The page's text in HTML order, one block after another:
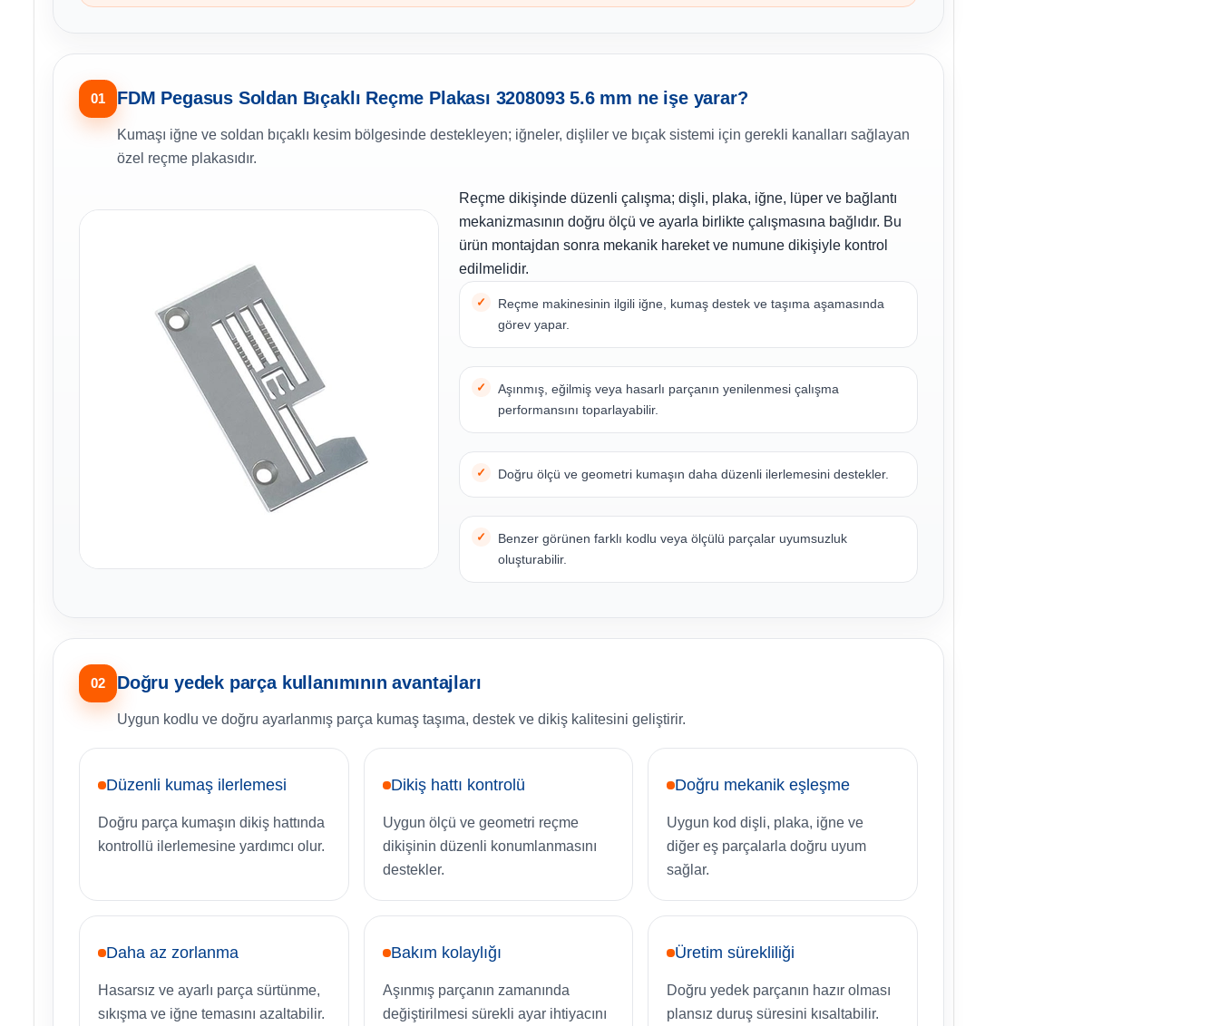
01 FDM Pegasus Soldan Bıçaklı Reçme Plakası 3208093 5.6 mm ne işe yarar?
Kumaşı iğne ve soldan bıçaklı kesim bölgesinde destekleyen; iğneler, dişliler ve bıçak sistemi için gerekli kanalları sağlayan
özel reçme plakasıdır.
Reçme dikişinde düzenli çalışma; dişli, plaka, iğne, lüper ve bağlantı
mekanizmasının doğru ölçü ve ayarla birlikte çalışmasına bağlıdır. Bu
ürün montajdan sonra mekanik hareket ve numune dikişiyle kontrol
edilmelidir.
Reçme makinesinin ilgili iğne, kumaş destek ve taşıma aşamasında
görev yapar.
Aşınmış, eğilmiş veya hasarlı parçanın yenilenmesi çalışma
performansını toparlayabilir.
Doğru ölçü ve geometri kumaşın daha düzenli ilerlemesini destekler.
Benzer görünen farklı kodlu veya ölçülü parçalar uyumsuzluk
oluşturabilir.
02 Doğru yedek parça kullanımının avantajları
Uygun kodlu ve doğru ayarlanmış parça kumaş taşıma, destek ve dikiş kalitesini geliştirir.
Düzenli kumaş ilerlemesi
Doğru parça kumaşın dikiş hattında
kontrollü ilerlemesine yardımcı olur.
Dikiş hattı kontrolü
Uygun ölçü ve geometri reçme
dikişinin düzenli konumlanmasını
destekler.
Doğru mekanik eşleşme
Uygun kod dişli, plaka, iğne ve
diğer eş parçalarla doğru uyum
sağlar.
Daha az zorlanma
Hasarsız ve ayarlı parça sürtünme,
sıkışma ve iğne temasını azaltabilir.
Bakım kolaylığı
Aşınmış parçanın zamanında
değiştirilmesi sürekli ayar ihtiyacını
Üretim sürekliliği
Doğru yedek parçanın hazır olması
plansız duruş süresini kısaltabilir.